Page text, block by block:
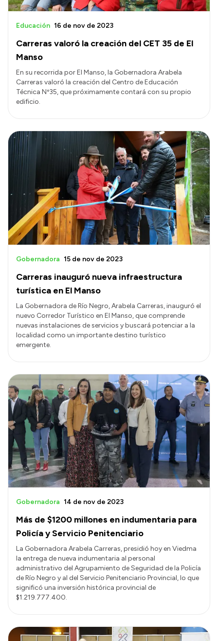
Invertí en Río Negro
Transparencia
Presupuesto
Boletín Oficial
Compras y licitaciones
Consulta de pago a proveedores
Convocatorias
Intranet
Carreras valoró la creación del CET 35 de El
Manso
Educación 16 de nov de 2023
En su recorrida por El Manso, la Gobernadora Arabela
Carreras valoró la creación del Centro de Educación
Técnica Nº35, que próximamente contará con su propio
edificio.
Carreras inauguró nueva infraestructura
turística en El Manso
Gobernadora 15 de nov de 2023
La Gobernadora de Río Negro, Arabela Carreras, inauguró el
nuevo Corredor Turístico en El Manso, que comprende
nuevas instalaciones de servicios y buscará potenciar a la
localidad como un importante destino turístico
emergente.
Más de $1200 millones en indumentaria para
Policía y Servicio Penitenciario
Gobernadora 14 de nov de 2023
La Gobernadora Arabela Carreras, presidió hoy en Viedma
la entrega de nueva indumentaria al personal
administrativo del Agrupamiento de Seguridad de la Policía
de Río Negro y al del Servicio Penitenciario Provincial, lo que
significó una inversión histórica provincial de
$1.219.777.400.